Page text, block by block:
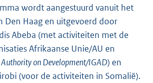
wordt aangestuurd vanuit het
Den Haag en uitgevoerd door
Abeba (met activiteiten met de
Afrikaanse Unie/AU en
on Development/IGAD) en
(voor de activiteiten in Somalië).